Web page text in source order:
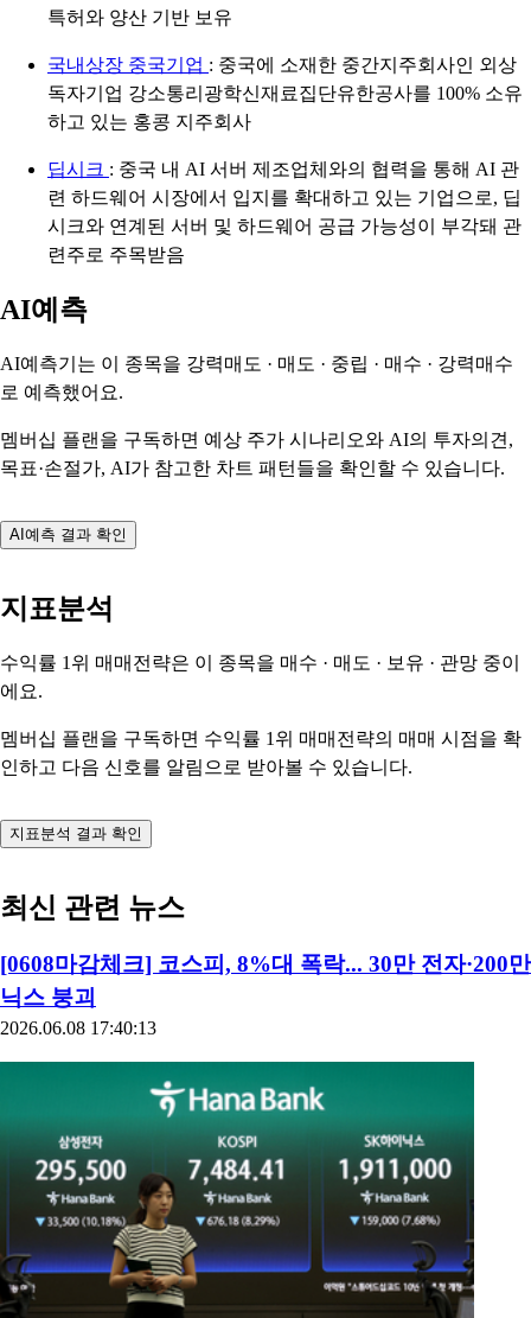
특허와 양산 기반 보유
국내상장 중국기업 : 중국에 소재한 중간지주회사인 외상
독자기업 강소통리광학신재료집단유한공사를 100% 소유
하고 있는 홍콩 지주회사
딥시크 : 중국 내 AI 서버 제조업체와의 협력을 통해 AI 관
련 하드웨어 시장에서 입지를 확대하고 있는 기업으로, 딥
시크와 연계된 서버 및 하드웨어 공급 가능성이 부각돼 관
련주로 주목받음
AI예측
AI예측기는 이 종목을 강력매도 · 매도 · 중립 · 매수 · 강력매수
로 예측했어요.
멤버십 플랜을 구독하면 예상 주가 시나리오와 AI의 투자의견,
목표·손절가, AI가 참고한 차트 패턴들을 확인할 수 있습니다.
AI예측 결과 확인
지표분석
수익률 1위 매매전략은 이 종목을 매수 · 매도 · 보유 · 관망 중이
에요.
멤버십 플랜을 구독하면 수익률 1위 매매전략의 매매 시점을 확
인하고 다음 신호를 알림으로 받아볼 수 있습니다.
지표분석 결과 확인
최신 관련 뉴스
[0608마감체크] 코스피, 8%대 폭락... 30만 전자·200만
닉스 붕괴
2026.06.08 17:40:13